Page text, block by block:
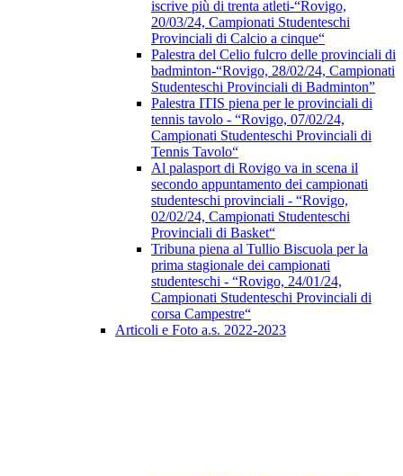
iscrive più di trenta atleti-“Rovigo,
20/03/24, Campionati Studenteschi
Provinciali di Calcio a cinque“
Palestra del Celio fulcro delle provinciali di
badminton-“Rovigo, 28/02/24, Campionati
Studenteschi Provinciali di Badminton”
Palestra ITIS piena per le provinciali di
tennis tavolo - “Rovigo, 07/02/24,
Campionati Studenteschi Provinciali di
Tennis Tavolo“
Al palasport di Rovigo va in scena il
secondo appuntamento dei campionati
studenteschi provinciali - “Rovigo,
02/02/24, Campionati Studenteschi
Provinciali di Basket“
Tribuna piena al Tullio Biscuola per la
prima stagionale dei campionati
studenteschi - “Rovigo, 24/01/24,
Campionati Studenteschi Provinciali di
corsa Campestre“
Articoli e Foto a.s. 2022-2023